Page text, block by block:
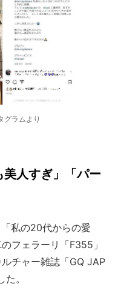
グラムより
美人すぎ」「パー
私の20代からの愛
フェラーリ「F355」
チャー雑誌「GQ JAP
。